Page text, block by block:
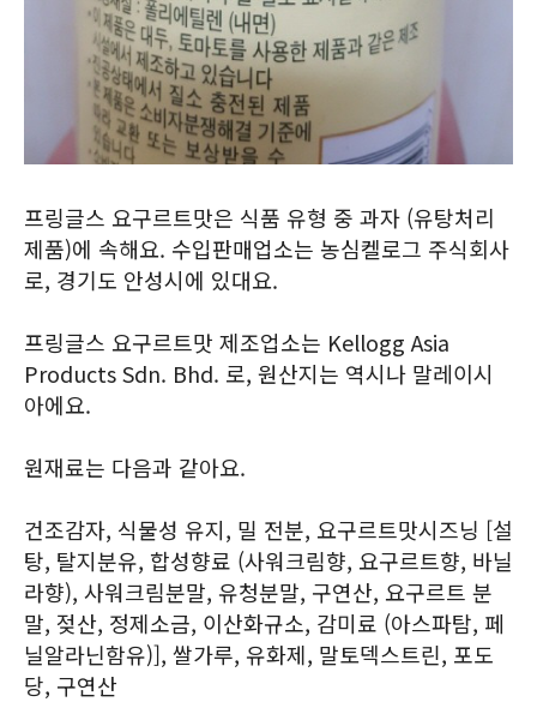
프링글스 요구르트맛은 식품 유형 중 과자 (유탕처리
제품)에 속해요. 수입판매업소는 농심켈로그 주식회사
로, 경기도 안성시에 있대요.
프링글스 요구르트맛 제조업소는 Kellogg Asia
Products Sdn. Bhd. 로, 원산지는 역시나 말레이시
아에요.
원재료는 다음과 같아요.
건조감자, 식물성 유지, 밀 전분, 요구르트맛시즈닝 [설
탕, 탈지분유, 합성향료 (사워크림향, 요구르트향, 바닐
라향), 사워크림분말, 유청분말, 구연산, 요구르트 분
말, 젖산, 정제소금, 이산화규소, 감미료 (아스파탐, 페
닐알라닌함유)], 쌀가루, 유화제, 말토덱스트린, 포도
당, 구연산